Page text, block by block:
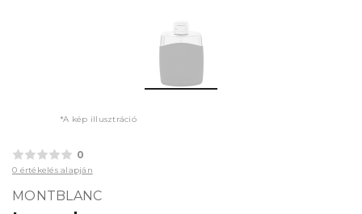
*A kép illusztráció
0
0 értékelés alapján
MONTBLANC